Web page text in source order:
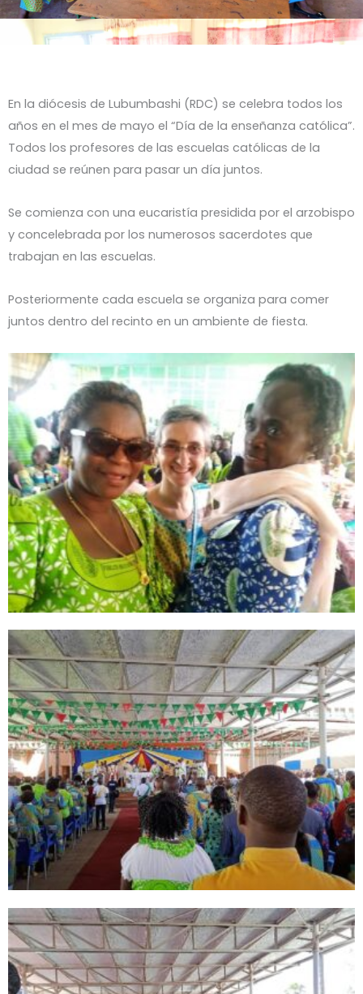
En la diócesis de Lubumbashi (RDC) se celebra todos los
años en el mes de mayo el “Día de la enseñanza católica”.
Todos los profesores de las escuelas católicas de la
ciudad se reúnen para pasar un día juntos.
Se comienza con una eucaristía presidida por el arzobispo
y concelebrada por los numerosos sacerdotes que
trabajan en las escuelas.
Posteriormente cada escuela se organiza para comer
juntos dentro del recinto en un ambiente de fiesta.